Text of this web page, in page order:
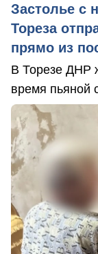
Застолье с
Тореза
прямо из
В Торезе ДНР
время пьяной